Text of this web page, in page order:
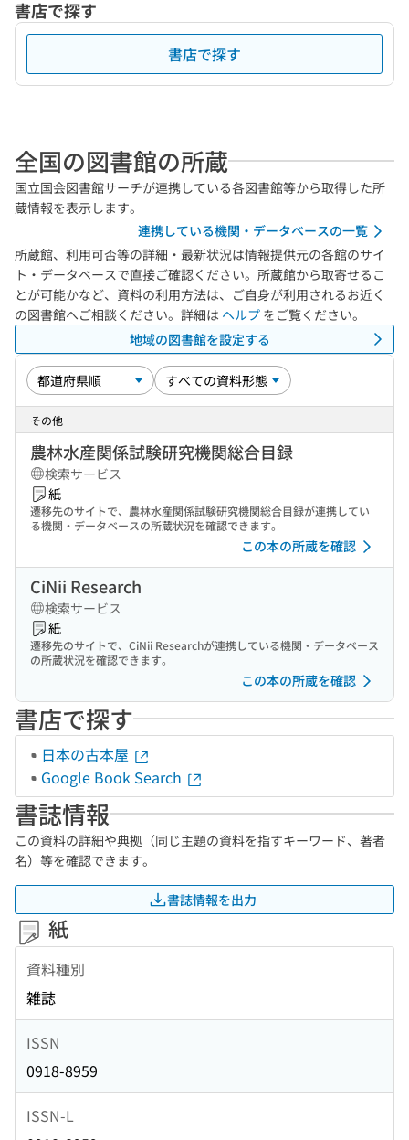
書店で探す
書店で探す
全国の図書館の所蔵
国立国会図書館サーチが連携している各図書館等から取得した所
蔵情報を表示します。
連携している機関・データベースの一覧
所蔵館、利用可否等の詳細・最新状況は情報提供元の各館のサイ
ト・データベースで直接ご確認ください。所蔵館から取寄せるこ
とが可能かなど、資料の利用方法は、ご自身が利用されるお近く
の図書館へご相談ください。詳細は ヘルプ をご覧ください。
地域の図書館を設定する
その他
農林水産関係試験研究機関総合目録
検索サービス
紙
遷移先のサイトで、農林水産関係試験研究機関総合目録が連携してい
る機関・データベースの所蔵状況を確認できます。
この本の所蔵を確認
CiNii Research
検索サービス
紙
遷移先のサイトで、CiNii Researchが連携している機関・データベース
の所蔵状況を確認できます。
この本の所蔵を確認
書店で探す
日本の古本屋
Google Book Search
書誌情報
この資料の詳細や典拠（同じ主題の資料を指すキーワード、著者
名）等を確認できます。
書誌情報を出力
紙
資料種別
雑誌
ISSN
0918-8959
ISSN-L